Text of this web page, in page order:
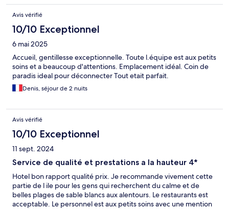
Avis vérifié
10/10 Exceptionnel
6 mai 2025
Accueil, gentillesse exceptionnelle. Toute l.équipe est aux petits
soins et a beaucoup d'attentions. Emplacement idéal. Coin de
paradis ideal pour déconnecter Tout etait parfait.
Denis, séjour de 2 nuits
Avis vérifié
10/10 Exceptionnel
11 sept. 2024
Service de qualité et prestations a la hauteur 4*
Hotel bon rapport qualité prix. Je recommande vivement cette
partie de l ile pour les gens qui recherchent du calme et de
belles plages de sable blancs aux alentours. Le restaurants est
acceptable. Le personnel est aux petits soins avec une mention